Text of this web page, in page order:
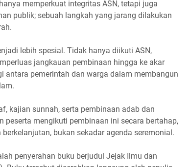
memperkuat integritas ASN, tetapi juga
publik; sebuah langkah yang jarang dilakukan
lebih spesial. Tidak hanya diikuti ASN,
jangkauan pembinaan hingga ke akar
antara pemerintah dan warga dalam membangun
kajian sunnah, serta pembinaan adab dan
peserta mengikuti pembinaan ini secara bertahap,
bukan sekadar agenda seremonial.
penyerahan buku berjudul Jejak Ilmu dan